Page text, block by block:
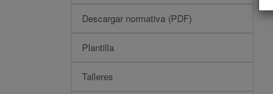
Descargar normativa (PDF)
Plantilla
Talleres